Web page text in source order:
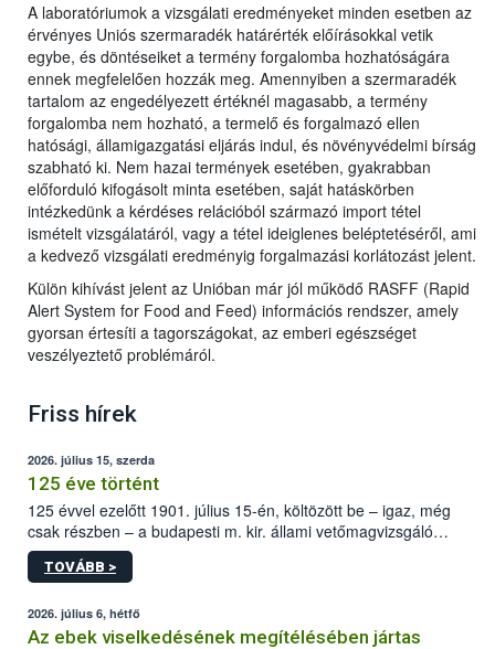
A laboratóriumok a vizsgálati eredményeket minden esetben az
érvényes Uniós szermaradék határérték előírásokkal vetik
egybe, és döntéseiket a termény forgalomba hozhatóságára
ennek megfelelően hozzák meg. Amennyiben a szermaradék
tartalom az engedélyezett értéknél magasabb, a termény
forgalomba nem hozható, a termelő és forgalmazó ellen
hatósági, államigazgatási eljárás indul, és növényvédelmi bírság
szabható ki. Nem hazai termények esetében, gyakrabban
előforduló kifogásolt minta esetében, saját hatáskörben
intézkedünk a kérdéses relációból származó import tétel
ismételt vizsgálatáról, vagy a tétel ideiglenes beléptetéséről, ami
a kedvező vizsgálati eredményig forgalmazási korlátozást jelent.
Külön kihívást jelent az Unióban már jól működő RASFF (Rapid
Alert System for Food and Feed) információs rendszer, amely
gyorsan értesíti a tagországokat, az emberi egészséget
veszélyeztető problémáról.
Friss hírek
2026. július 15, szerda
125 éve történt
125 évvel ezelőtt 1901. július 15-én, költözött be – igaz, még
csak részben – a budapesti m. kir. állami vetőmagvizsgáló
állomás a Kis Rókus utca 15. szám alatti, Czigler Győző által
tervezett új épületébe.
TOVÁBB >
2026. július 6, hétfő
Az ebek viselkedésének megítélésében jártas